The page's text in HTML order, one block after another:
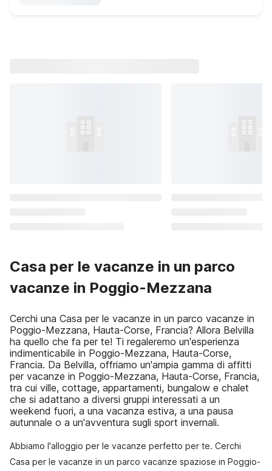
Casa per le vacanze in un parco
vacanze in Poggio-Mezzana
Cerchi una Casa per le vacanze in un parco vacanze in
Poggio-Mezzana, Hauta-Corse, Francia? Allora Belvilla
ha quello che fa per te! Ti regaleremo un'esperienza
indimenticabile in Poggio-Mezzana, Hauta-Corse,
Francia. Da Belvilla, offriamo un'ampia gamma di affitti
per vacanze in Poggio-Mezzana, Hauta-Corse, Francia,
tra cui ville, cottage, appartamenti, bungalow e chalet
che si adattano a diversi gruppi interessati a un
weekend fuori, a una vacanza estiva, a una pausa
autunnale o a un'avventura sugli sport invernali.
Abbiamo l'alloggio per le vacanze perfetto per te. Cerchi
Casa per le vacanze in un parco vacanze spaziose in Poggio-